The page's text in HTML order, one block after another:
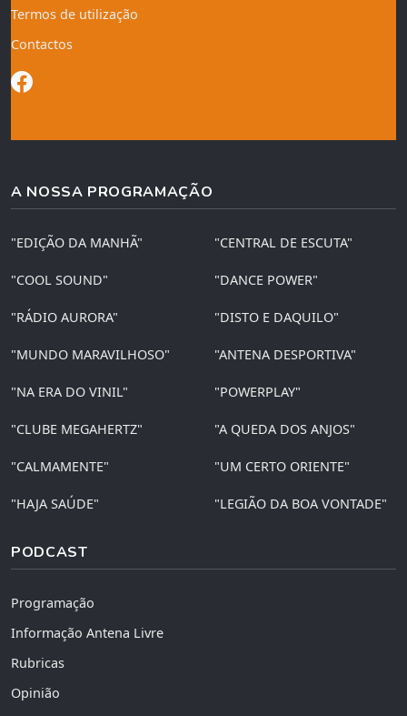
Termos de utilização
Contactos
A NOSSA PROGRAMAÇÃO
"EDIÇÃO DA MANHÃ" "CENTRAL DE ESCUTA"
"COOL SOUND" "DANCE POWER"
"RÁDIO AURORA" "DISTO E DAQUILO"
"MUNDO MARAVILHOSO" "ANTENA DESPORTIVA"
"NA ERA DO VINIL" "POWERPLAY"
"CLUBE MEGAHERTZ" "A QUEDA DOS ANJOS"
"CALMAMENTE" "UM CERTO ORIENTE"
"HAJA SAÚDE" "LEGIÃO DA BOA VONTADE"
PODCAST
Programação
Informação Antena Livre
Rubricas
Opinião